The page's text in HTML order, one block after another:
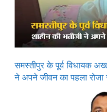
समस्तीपुर के पूर्व विधायक
ने अपने जीवन का पहला रोजा